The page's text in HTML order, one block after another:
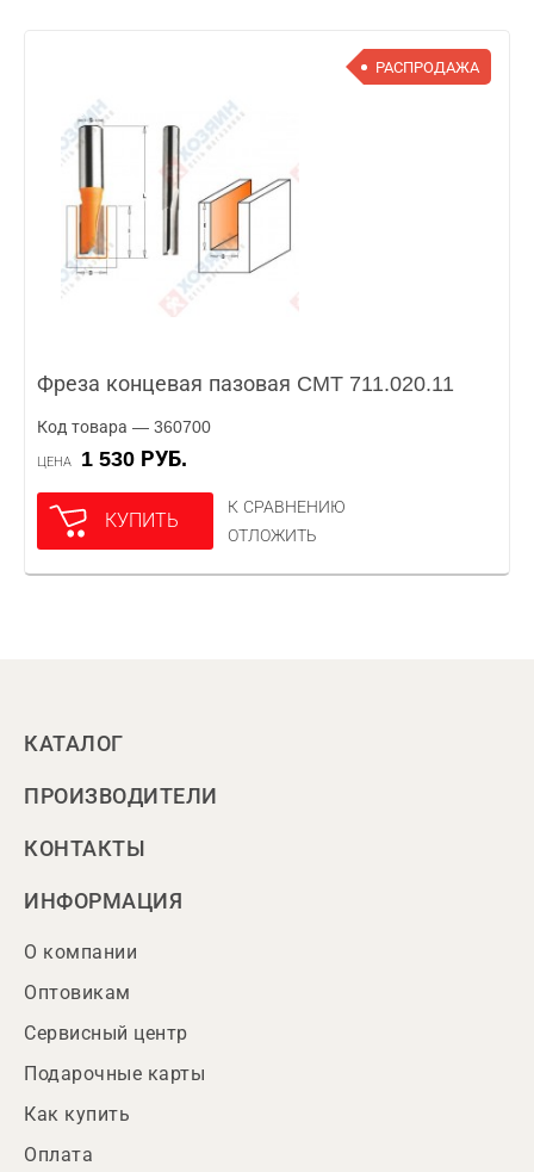
РАСПРОДАЖА
Фреза концевая пазовая CMT 711.020.11
Код товара — 360700
ЦЕНА 1 530 РУБ.
КУПИТЬ
К СРАВНЕНИЮ
ОТЛОЖИТЬ
КАТАЛОГ
ПРОИЗВОДИТЕЛИ
КОНТАКТЫ
ИНФОРМАЦИЯ
О компании
Оптовикам
Сервисный центр
Подарочные карты
Как купить
Оплата